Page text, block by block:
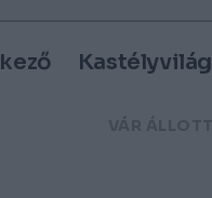
Kastélyvilág